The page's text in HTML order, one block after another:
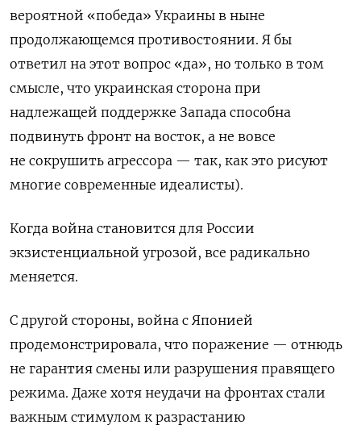
вероятной «победа» Украины в ныне
продолжающемся противостоянии. Я бы
ответил на этот вопрос «да», но только в том
смысле, что украинская сторона при
надлежащей поддержке Запада способна
подвинуть фронт на восток, а не вовсе
не сокрушить агрессора — так, как это рисуют
многие современные идеалисты).
Когда война становится для России
экзистенциальной угрозой, все радикально
меняется.
С другой стороны, война с Японией
продемонстрировала, что поражение — отнюдь
не гарантия смены или разрушения правящего
режима. Даже хотя неудачи на фронтах стали
важным стимулом к разрастанию